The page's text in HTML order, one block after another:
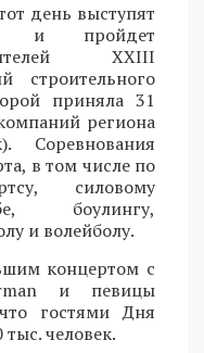
день выступят
и пройдет
XXIII
строительного
приняла 31
региона
Соревнования
в том числе по
силовому
боулингу,
и волейболу.
концертом с
и певицы
гостями Дня
человек.